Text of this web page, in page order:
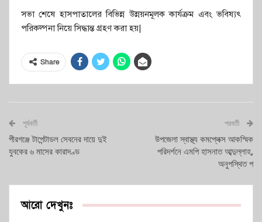
সভা শেষে হাসপাতালের বিভিন্ন উন্নয়নমূলক কার্যক্রম এবং ভবিষ্যৎ
পরিকল্পনা নিয়ে সিদ্ধান্ত গ্রহণ করা হয়|
Share
পূর্ববর্তী
পীরগঞ্জে টাপেন্টাডল সেবনের দায়ে দুই
যুবকের ৬ মাসের কারাদণ্ড
পরবর্তী
উপজেলা স্বাস্থ্য কমপ্লেক্স আক‌স্মিক
পরিদর্শনে এমপি হাসনাত আব্দুল্লাহ,
অনুপস্থিত প
আরো দেখুনঃ